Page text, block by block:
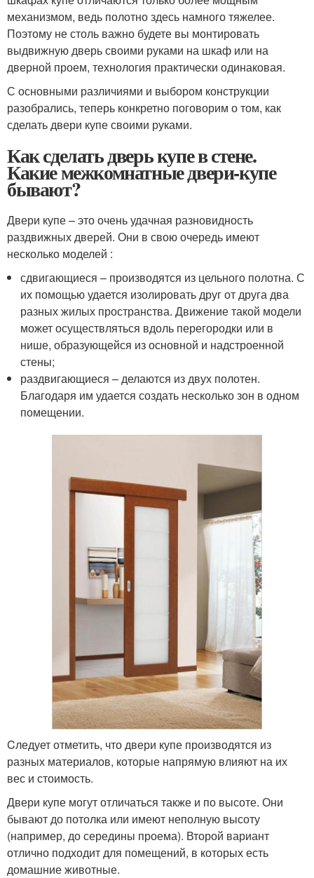
механизмом, ведь полотно здесь намного тяжелее.
Поэтому не столь важно будете вы монтировать
выдвижную дверь своими руками на шкаф или на
дверной проем, технология практически одинаковая.
С основными различиями и выбором конструкции
разобрались, теперь конкретно поговорим о том, как
сделать двери купе своими руками.
Как сделать дверь купе в стене.
Какие межкомнатные двери-купе
бывают?
Двери купе – это очень удачная разновидность
раздвижных дверей. Они в свою очередь имеют
несколько моделей :
сдвигающиеся – производятся из цельного полотна. С
их помощью удается изолировать друг от друга два
разных жилых пространства. Движение такой модели
может осуществляться вдоль перегородки или в
нише, образующейся из основной и надстроенной
стены;
раздвигающиеся – делаются из двух полотен.
Благодаря им удается создать несколько зон в одном
помещении.
Cледует отметить, что двери купе производятся из
разных материалов, которые напрямую влияют на их
вес и стоимость.
Двери купе могут отличаться также и по высоте. Они
бывают до потолка или имеют неполную высоту
(например, до середины проема). Второй вариант
отлично подходит для помещений, в которых есть
домашние животные.